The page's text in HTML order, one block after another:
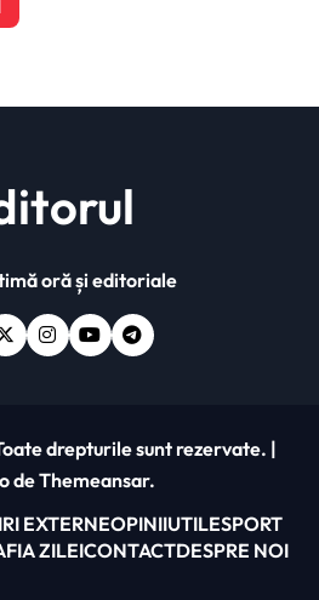
oră și editoriale
drepturile sunt rezervate. |
deThemeansar.
EXTERNEOPINIIUTILESPORT
ZILEICONTACTDESPRE NOI